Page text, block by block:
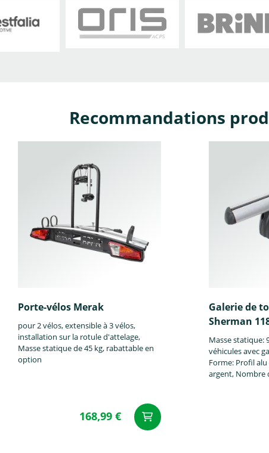
Honda Hummer Hyundai Infiniti
Lancia Landwind
Maxus Mazda Mini
Pontiac Porsche
Recommandations
Porte-vélos Merak
pour 2 vélos, extensible à 3 vélos,
installation sur la rotule d'attelage,
Masse statique de 45 kg, rabattable en
option
Galerie de
Sherman
Masse statique:
véhicules avec
Forme: Profil
argent, Nombre
168,99 €